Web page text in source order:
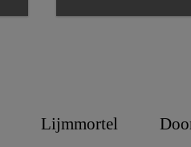
Lijmmortel